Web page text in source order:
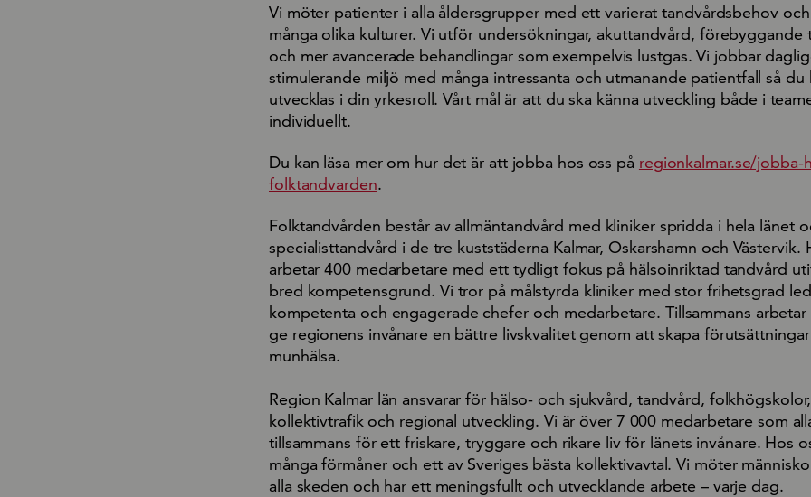
Vi möter patienter i alla åldersgrupper med ett varierat tandvårdsbehov
många olika kulturer. Vi utför undersökningar, akuttandvård, förebyggande
och mer avancerade behandlingar som exempelvis lustgas. Vi jobbar
stimulerande miljö med många intressanta och utmanande patientfall så du
utvecklas i din yrkesroll. Vårt mål är att du ska känna utveckling både i
individuellt.
Du kan läsa mer om hur det är att jobba hos oss på regionkalmar.se/jobba-
folktandvarden.
Folktandvården består av allmäntandvård med kliniker spridda i hela länet
specialisttandvård i de tre kuststäderna Kalmar, Oskarshamn och Västervik.
arbetar 400 medarbetare med ett tydligt fokus på hälsoinriktad tandvård
bred kompetensgrund. Vi tror på målstyrda kliniker med stor frihetsgrad
kompetenta och engagerade chefer och medarbetare. Tillsammans
ge regionens invånare en bättre livskvalitet genom att skapa
munhälsa.
Region Kalmar län ansvarar för hälso- och sjukvård, tandvård,
kollektivtrafik och regional utveckling. Vi är över 7 000 medarbetare som
tillsammans för ett friskare, tryggare och rikare liv för länets invånare. Hos
många förmåner och ett av Sveriges bästa kollektivavtal. Vi möter
alla skeden och har ett meningsfullt och utvecklande arbete – varje dag.